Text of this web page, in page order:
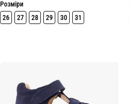
Розміри
26
27 28 29 30 31